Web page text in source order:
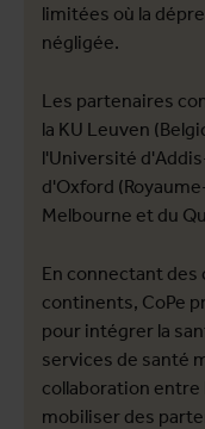
limitées où la
négligée.
Les partenaires
la KU Leuven
l'Université
d'Oxford
Melbourne et du
En connectant des
continents, CoPe
pour intégrer la
services de santé
collaboration entre
mobiliser des